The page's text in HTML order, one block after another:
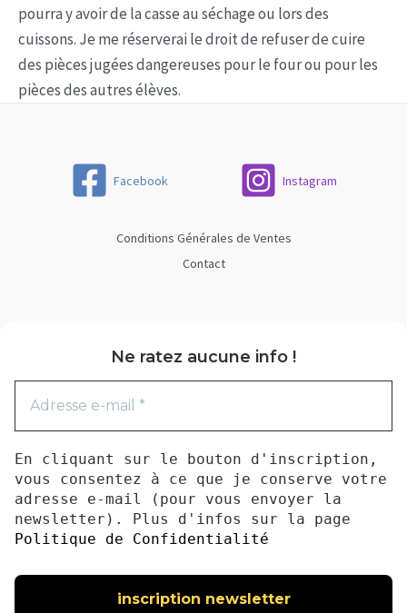
pourra y avoir de la casse au séchage ou lors des
cuissons. Je me réserverai le droit de refuser de cuire
des pièces jugées dangereuses pour le four ou pour les
pièces des autres élèves.
Facebook Instagram
Conditions Générales de Ventes
Contact
Ne ratez aucune info !
En cliquant sur le bouton d'inscription,
vous consentez à ce que je conserve votre
adresse e-mail (pour vous envoyer la
newsletter). Plus d'infos sur la page
Politique de Confidentialité